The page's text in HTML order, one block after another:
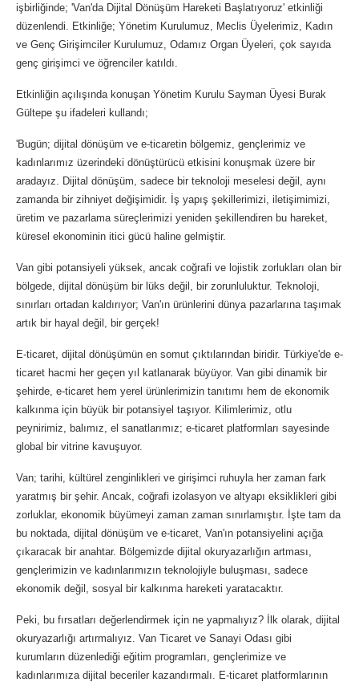
işbirliğinde; 'Van'da Dijital Dönüşüm Hareketi Başlatıyoruz' etkinliği
düzenlendi. Etkinliğe; Yönetim Kurulumuz, Meclis Üyelerimiz, Kadın
ve Genç Girişimciler Kurulumuz, Odamız Organ Üyeleri, çok sayıda
genç girişimci ve öğrenciler katıldı.
Etkinliğin açılışında konuşan Yönetim Kurulu Sayman Üyesi Burak
Gültepe şu ifadeleri kullandı;
'Bugün; dijital dönüşüm ve e-ticaretin bölgemiz, gençlerimiz ve
kadınlarımız üzerindeki dönüştürücü etkisini konuşmak üzere bir
aradayız. Dijital dönüşüm, sadece bir teknoloji meselesi değil, aynı
zamanda bir zihniyet değişimidir. İş yapış şekillerimizi, iletişimimizi,
üretim ve pazarlama süreçlerimizi yeniden şekillendiren bu hareket,
küresel ekonominin itici gücü haline gelmiştir.
Van gibi potansiyeli yüksek, ancak coğrafi ve lojistik zorlukları olan bir
bölgede, dijital dönüşüm bir lüks değil, bir zorunluluktur. Teknoloji,
sınırları ortadan kaldırıyor; Van'ın ürünlerini dünya pazarlarına taşımak
artık bir hayal değil, bir gerçek!
E-ticaret, dijital dönüşümün en somut çıktılarından biridir. Türkiye'de e-
ticaret hacmi her geçen yıl katlanarak büyüyor. Van gibi dinamik bir
şehirde, e-ticaret hem yerel ürünlerimizin tanıtımı hem de ekonomik
kalkınma için büyük bir potansiyel taşıyor. Kilimlerimiz, otlu
peynirimiz, balımız, el sanatlarımız; e-ticaret platformları sayesinde
global bir vitrine kavuşuyor.
Van; tarihi, kültürel zenginlikleri ve girişimci ruhuyla her zaman fark
yaratmış bir şehir. Ancak, coğrafi izolasyon ve altyapı eksiklikleri gibi
zorluklar, ekonomik büyümeyi zaman zaman sınırlamıştır. İşte tam da
bu noktada, dijital dönüşüm ve e-ticaret, Van'ın potansiyelini açığa
çıkaracak bir anahtar. Bölgemizde dijital okuryazarlığın artması,
gençlerimizin ve kadınlarımızın teknolojiyle buluşması, sadece
ekonomik değil, sosyal bir kalkınma hareketi yaratacaktır.
Peki, bu fırsatları değerlendirmek için ne yapmalıyız? İlk olarak, dijital
okuryazarlığı artırmalıyız. Van Ticaret ve Sanayi Odası gibi
kurumların düzenlediği eğitim programları, gençlerimize ve
kadınlarımıza dijital beceriler kazandırmalı. E-ticaret platformlarının